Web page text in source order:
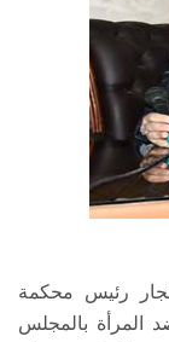
رئيس محكمة
المرأة بالمجلس